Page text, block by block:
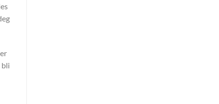
bli